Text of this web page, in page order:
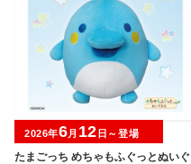
たまごっち めちゃもふぐっとぬいぐ
2026年6月 12 日～登場